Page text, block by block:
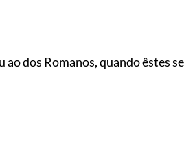
ao dos Romanos, quando êstes se